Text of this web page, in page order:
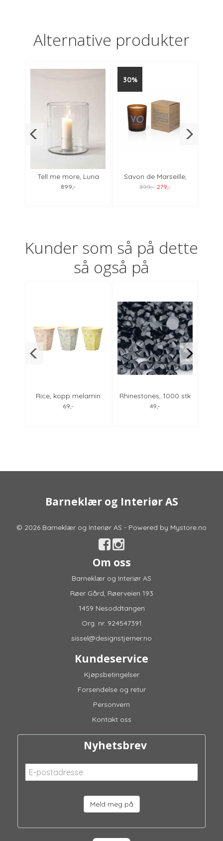
Alternative produkter
Tell me more, Luna
lysglass large
899,-
30%
Savon de Marseille,
duftlys svart jasmin
399,- 279,-
Kunder som så på dette
så også på
Rice, kopp melamin
blomster , forskjellige
69,-
Rhinestones, 1000 stk
black
49,-
Barneklær og Interiør AS
© 2026 Barneklær og Interiør AS - Powered by Mystore.no
Om oss
Barneklær og Interiør AS
Røer Gård, Røerveien 193
1459 Nesoddtangen
Org. nr. 924547391
sissel@designstjerner.no
Kundeservice
Kjøpsbetingelser
Forsendelse og retur
Personvern
Kontakt oss
Nyhetsbrev
Meld meg på